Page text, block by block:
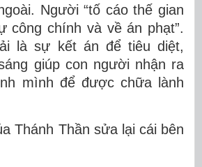
Người “tố cáo thế gian
công chính và về án phạt”.
là sự kết án để tiêu diệt,
giúp con người nhận ra
mình để được chữa lành
Thánh Thần sửa lại cái bên